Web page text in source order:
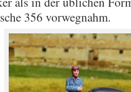
356 vorwegnahm.